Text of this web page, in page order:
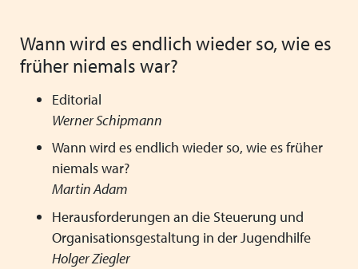
Grundsätze der Arbeit
Präsidium und Geschäftsstelle
Links
Schließen
VPK-Zeitschrift „Blickpunkt Jugendhilfe“
VPK-Schriftenreihe
Fachbeiträge
VPK-Podcast
Finden Sie bundesweit passende
Plätze für Kinder und Jugendliche in
den VPK-Mitgliedseinrichtungen:
www.vpk-einrichtungen.de
zum Portal
Wann wird es endlich wieder so, wie es
früher niemals war?
Editorial
Werner Schipmann
Wann wird es endlich wieder so, wie es früher
niemals war?
Martin Adam
Herausforderungen an die Steuerung und
Organisationsgestaltung in der Jugendhilfe
Holger Ziegler